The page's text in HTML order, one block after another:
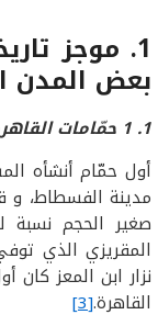
1
. موجز
بعض المدن
1
.
1 حمّامات
أول حمّام أنشأه
مدينة الفسطاط، و
صغير الحجم نسبة
نزار ابن المعز
القاهرة.[3]